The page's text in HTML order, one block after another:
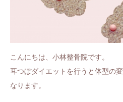
こんにちは、小林整骨院です。
耳つぼダイエットを行うと体型の
なります。